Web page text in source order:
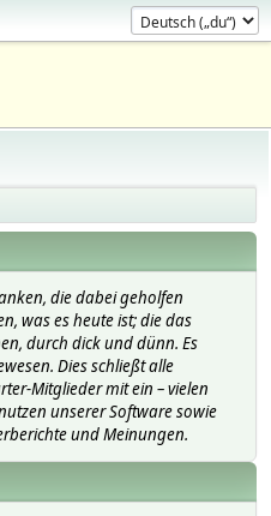
die dabei geholfen
was es heute ist; die das
durch dick und dünn. Es
Dies schließt alle
Mitglieder mit ein – vielen
unserer Software sowie
und Meinungen.